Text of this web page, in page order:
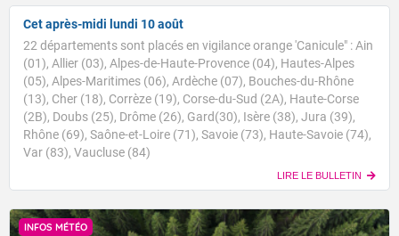
Cet après-midi lundi 10 août
22 départements sont placés en vigilance orange 'Canicule" : Ain
(01), Allier (03), Alpes-de-Haute-Provence (04), Hautes-Alpes
(05), Alpes-Maritimes (06), Ardèche (07), Bouches-du-Rhône
(13), Cher (18), Corrèze (19), Corse-du-Sud (2A), Haute-Corse
(2B), Doubs (25), Drôme (26), Gard(30), Isère (38), Jura (39),
Rhône (69), Saône-et-Loire (71), Savoie (73), Haute-Savoie (74),
Var (83), Vaucluse (84)
LIRE LE BULLETIN
INFOS MÉTÉO